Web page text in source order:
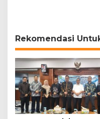
Rekomendasi